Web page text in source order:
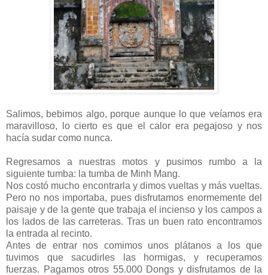
Salimos, bebimos algo, porque aunque lo que veíamos era
maravilloso, lo cierto es que el calor era pegajoso y nos
hacía sudar como nunca.
Regresamos a nuestras motos y pusimos rumbo a la
siguiente tumba: la tumba de Minh Mang.
Nos costó mucho encontrarla y dimos vueltas y más vueltas.
Pero no nos importaba, pues disfrutamos enormemente del
paisaje y de la gente que trabaja el incienso y los campos a
los lados de las carreteras. Tras un buen rato encontramos
la entrada al recinto.
Antes de entrar nos comimos unos plátanos a los que
tuvimos que sacudirles las hormigas, y recuperamos
fuerzas. Pagamos otros 55.000 Dongs y disfrutamos de la